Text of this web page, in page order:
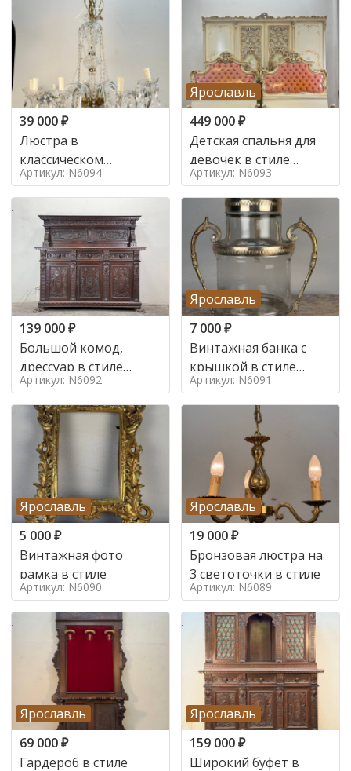
39 000₽
Люстра в
классическом
итальянском стиле на
10 ламп. в стиле
Артикул: N6094
Ярославль
449 000₽
Детская спальня для
девочек в стиле
итальянского барокко
в стиле
Артикул: N6093
139 000₽
Большой комод,
дрессуар в стиле
ренессанс,
Артикул: N6092
Ярославль
7 000₽
Винтажная банка с
крышкой в стиле
Италия,
Артикул: N6091
Ярославль
5 000₽
Винтажная фото
рамка в стиле
Артикул: N6090
Ярославль
19 000₽
Бронзовая люстра на
3 светоточки в стиле
Артикул: N6089
Ярославль
69 000₽
Гардероб в стиле
Ярославль
159 000₽
Широкий буфет в